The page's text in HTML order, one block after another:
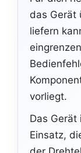
das Gerät
liefern
vorliegt.
Das
Einsatz,